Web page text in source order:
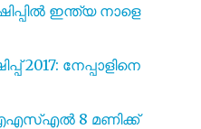
ഇന്ത്യ നാളെ
2017: നേപ്പാളിനെ
8 മണിക്ക്